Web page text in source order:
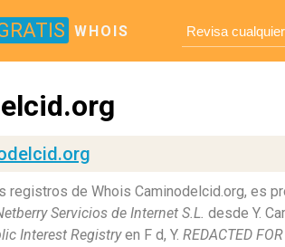
WHOIS
registros de Whois Caminodelcid.org, es
Servicios de Internet S.L. desde Y.
Interest Registryen F d, Y. REDACTED